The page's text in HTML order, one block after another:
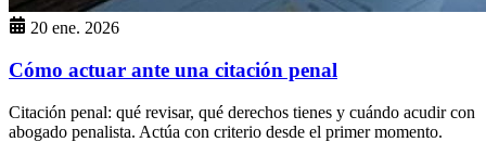
20 ene. 2026
Cómo actuar ante una citación penal
Citación penal: qué revisar, qué derechos tienes y cuándo acudir con
abogado penalista. Actúa con criterio desde el primer momento.